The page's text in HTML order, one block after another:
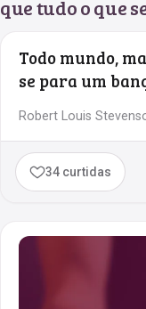
que tudo o que
Todo mundo,
se para um
Robert Louis
34 curtidas